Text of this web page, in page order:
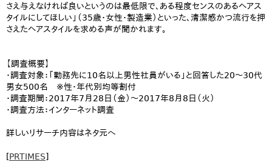
さえ与えなければ良いというのは最低限で、ある程度センスのあるヘアス
タイルにしてほしい」（35歳・女性・製造業）といった、清潔感かつ流行を押
さえたヘアスタイルを求める声が聞かれます。
【調査概要】
・調査対象：「勤務先に10名以上男性社員がいる」と回答した20～30代
男女500名 ※性・年代別均等割付
・調査期間：2017年7月28日（金）～2017年8月8日（火）
・調査方法：インターネット調査
詳しいリサーチ内容はネタ元へ
[PRTIMES]